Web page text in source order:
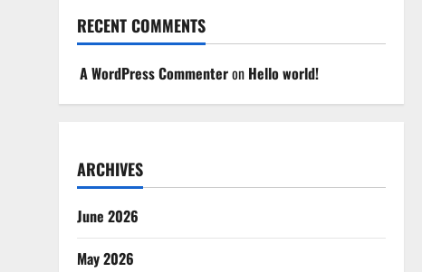
RECENT COMMENTS
A WordPress Commenteron Hello world!
ARCHIVES
June 2026
May 2026